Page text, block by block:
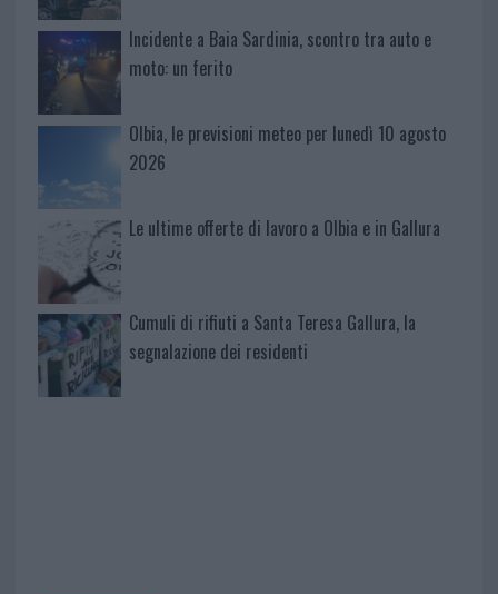
Incidente a Baia Sardinia, scontro tra auto e
moto: un ferito
Olbia, le previsioni meteo per lunedì 10 agosto
2026
Le ultime offerte di lavoro a Olbia e in Gallura
Cumuli di rifiuti a Santa Teresa Gallura, la
segnalazione dei residenti